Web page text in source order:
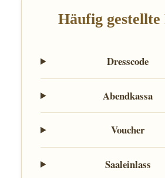
Häufig gestellte
Dresscode
Abendkassa
Voucher
Saaleinlass